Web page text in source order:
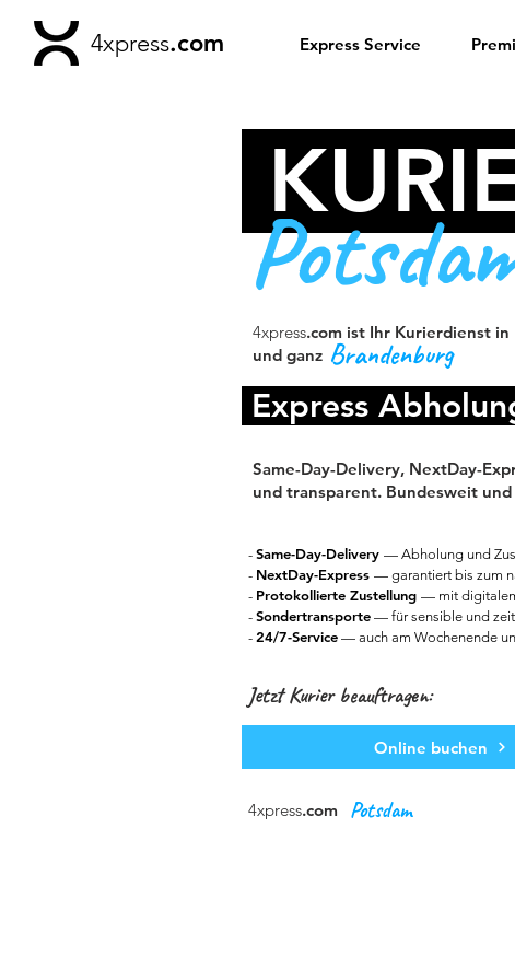
4xpress.com Express Service
4xpress.com ist Ihr Kurierdienst in
und ganz Brandenburg
Express
Same-Day-Delivery, NextDay-
und transparent. Bundesweit
- Same-Day-Delivery — Abholung und
- NextDay-Express — garantiert bis zum
- Protokollierte Zustellung — mit
- Sondertransporte — für sensible und
- 24/7-Service — auch am Wochenende
Jetzt Kurier beauftragen:
Online buchen
4xpress.com Potsdam